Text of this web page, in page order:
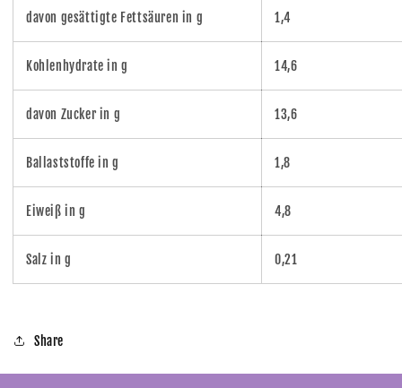
davon gesättigte Fettsäuren in g 1,4
Kohlenhydrate in g 14,6
davon Zucker in g 13,6
Ballaststoffe in g 1,8
Eiweiß in g 4,8
Salz in g 0,21
Share